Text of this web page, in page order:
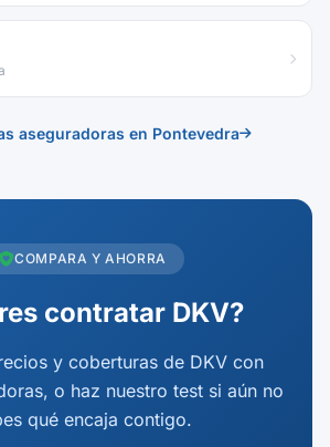
aseguradoras en Pontevedra
COMPARA Y AHORRA
contratar DKV?
y coberturas de DKV con
o haz nuestro test si aún no
qué encaja contigo.